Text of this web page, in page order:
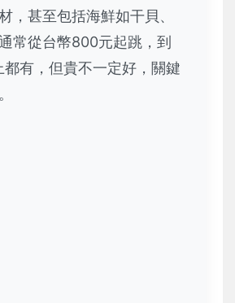
，甚至包括海鮮如干貝、
常從台幣800元起跳，到
有，但貴不一定好，關鍵